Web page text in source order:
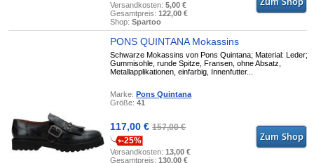
Versandkosten:5,00 €
Gesamtpreis:122,00 €
Shop:Spartoo
PONS QUINTANA Mokassins
Schwarze Mokassins von Pons Quintana; Material: Leder;
Gummisohle, runde Spitze, Fransen, ohne Absatz,
Metallapplikationen, einfarbig, Innenfutter...
Marke:Pons Quintana
Größe:41
117,00 €157,00 €
-25%
Versandkosten:13,00 €
Gesamtpreis:130,00 €